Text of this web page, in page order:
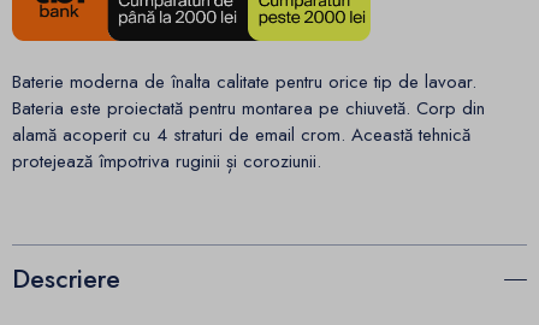
Baterie moderna de înalta calitate pentru orice tip de lavoar.
Bateria este proiectată pentru montarea pe chiuvetă. Corp din
alamă acoperit cu 4 straturi de email crom. Această tehnică
protejează împotriva ruginii și coroziunii.
Descriere